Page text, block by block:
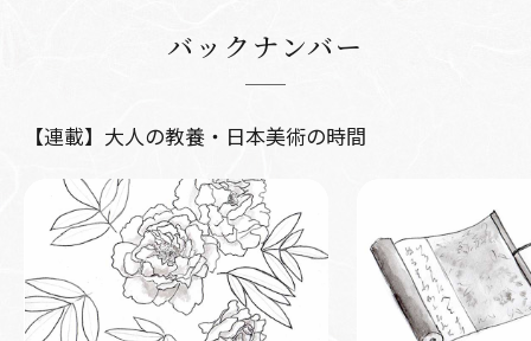
バックナンバー
【連載】大人の教養・日本美術の時間